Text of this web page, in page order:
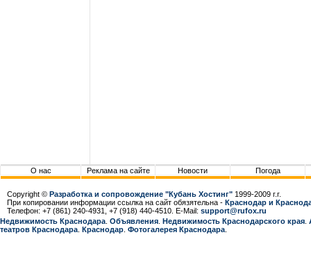
О нас Реклама на сайте Новости Погода
Copyright © Разработка и сопровождение "Кубань Хостинг" 1999-2009 г.г.
При копировании информации ссылка на сайт обязятельна - Краснодар и
Телефон: +7 (861) 240-4931, +7 (918) 440-4510. E-Mail: support@rufox.ru
Недвижимость Краснодара Объявления Недвижимость Краснодарcкого края
театров Краснодара Краснодар Фотогалерея Краснодара